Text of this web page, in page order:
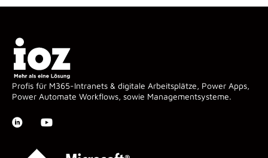
Profis für M365-Intranets & digitale Arbeitsplätze, Power Apps,
Power Automate Workflows, sowie Managementsysteme.